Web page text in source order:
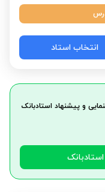
انتخاب استاد
و پیشنهاد استادبانک